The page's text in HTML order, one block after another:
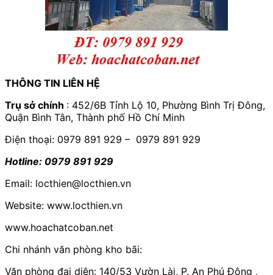
THÔNG TIN LIÊN HỆ
Trụ sở chính : 452/6B Tỉnh Lộ 10, Phường Bình Trị Đông,
Quận Bình Tân, Thành phố Hồ Chí Minh
Điện thoại: 0979 891 929 – 0979 891 929
Hotline: 0979 891 929
Email: locthien@locthien.vn
Website: www.locthien.vn
www.hoachatcoban.net
Chi nhánh văn phòng kho bãi:
Văn phòng đại diện: 140/53 Vườn Lài, P. An Phú Đông ,